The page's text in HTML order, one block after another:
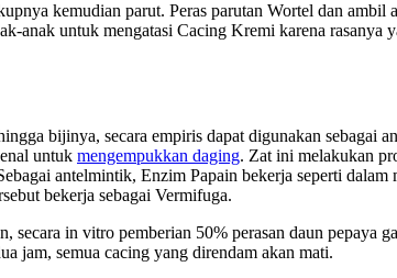
kemudian parut. Peras parutan Wortel dan
anak untuk mengatasi Cacing Kremi karena
bijinya, secara empiris dapat digunakan sebagai
untuk mengempukkan daging. Zat ini melakukan
antelmintik, Enzim Papain bekerja seperti
bekerja sebagai Vermifuga.
in vitro pemberian 50% perasan daun pepaya
jam, semua cacing yang direndam akan mati.